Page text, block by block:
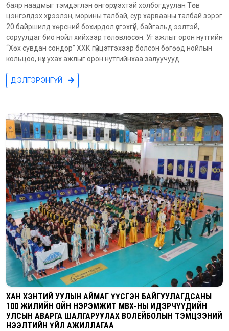
баяр наадмыг тэмдэглэн өнгөрүүлэхтэй холбогдуулан Төв
цэнгэлдэх хүрээлэн, морины талбай, сур харвааны талбай зэрэг
20 байршилд хөрсний бохирдол үүсгэхгүй, байгальд ээлтэй,
соруулдаг био нойл хийхээр төлөвлөсөн. Уг ажлыг орон нутгийн
“Хөх сувдан сондор” ХХК гүйцэтгэхээр болсон бөгөөд нойлын
кольцоо, нүх ухах ажлыг орон нутгийнхаа залуучууд
ДЭЛГЭРЭНГҮЙ
ХАН ХЭНТИЙ УУЛЫН АЙМАГ ҮҮСГЭН БАЙГУУЛАГДСАНЫ
100 ЖИЛИЙН ОЙН НЭРЭМЖИТ МВХ-НЫ ИДЭРЧҮҮДИЙН
УЛСЫН АВАРГА ШАЛГАРУУЛАХ ВОЛЕЙБОЛЫН ТЭМЦЭЭНИЙ
НЭЭЛТИЙН ҮЙЛ АЖИЛЛАГАА